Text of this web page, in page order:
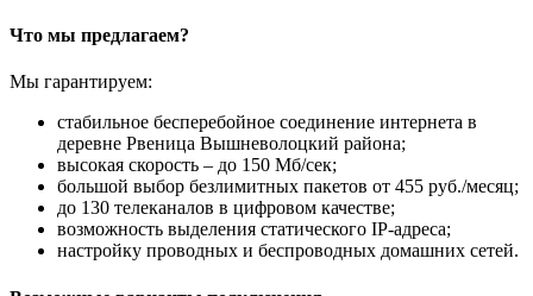
Что мы предлагаем?
Мы гарантируем:
стабильное бесперебойное соединение интернета в
деревне Рвеница Вышневолоцкий района;
высокая скорость – до 150 Мб/сек;
большой выбор безлимитных пакетов от 455 руб./месяц;
до 130 телеканалов в цифровом качестве;
возможность выделения статического IP-адреса;
настройку проводных и беспроводных домашних сетей.